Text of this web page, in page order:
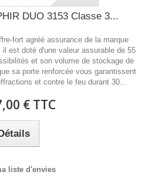
DUO 3153 Classe 3...
fort agréé assurance de la marque
est doté d'une valeur assurable de 55
et son volume de stockage de
sa porte renforcée vous garantissent
et contre le feu durant 30...
€ TTC
liste d'envies